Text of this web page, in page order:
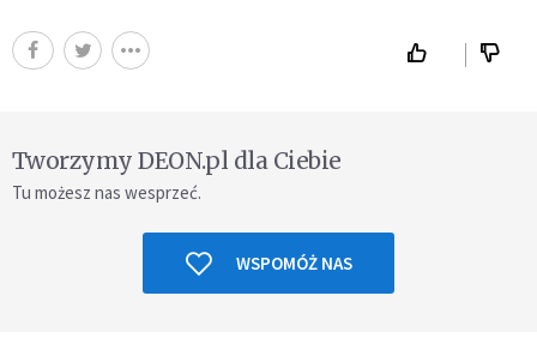
Tworzymy DEON.pl dla Ciebie
Tu możesz nas wesprzeć.
WSPOMÓŻ NAS